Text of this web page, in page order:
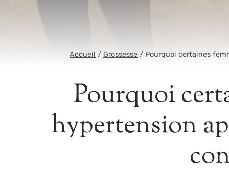
Accueil / Grossesse / Pourquoi certaines
Pourquoi
hypertension